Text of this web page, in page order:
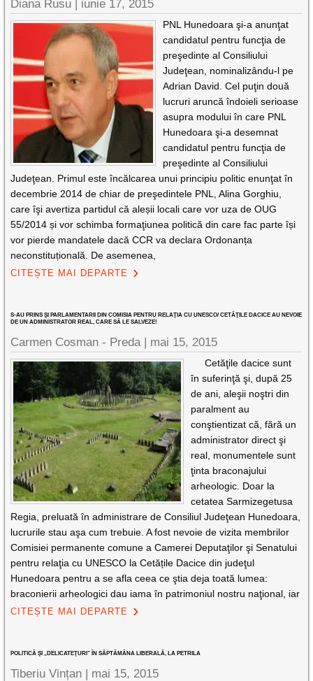
Diana Rusu iunie 17, 2015
PNL Hunedoara şi-a anunţat
candidatul pentru funcţia de
preşedinte al Consiliului
Judeţean, nominalizându-l pe
Adrian David. Cel puţin două
lucruri aruncă îndoieli serioase
asupra modului în care PNL
Hunedoara şi-a desemnat
candidatul pentru funcţia de
preşedinte al Consiliului
Judeţean. Primul este încălcarea unui principiu politic enunţat în
decembrie 2014 de chiar de preşedintele PNL, Alina Gorghiu,
care îşi avertiza partidul că aleșii locali care vor uza de OUG
55/2014 și vor schimba formaţiunea politică din care fac parte își
vor pierde mandatele dacă CCR va declara Ordonanța
neconstituțională. De asemenea,
CITEȘTE MAI DEPARTE
S-AU PRINS ŞI PARLAMENTARII DIN COMISIA PENTRU RELAŢIA CU UNESCO/ CETĂŢILE DACICE AU NEVOIE
DE UN ADMINISTRATOR REAL, CARE SĂ LE SALVEZE!
Carmen Cosman - Preda | mai 15, 2015
Cetăţile dacice sunt
în suferinţă şi, după 25
de ani, aleşii noştri din
paralment au
conştientizat că, fără un
administrator direct şi
real, monumentele sunt
ţinta braconajului
arheologic. Doar la
cetatea Sarmizegetusa
Regia, preluată în administrare de Consiliul Judeţean Hunedoara,
lucrurile stau aşa cum trebuie. A fost nevoie de vizita membrilor
Comisiei permanente comune a Camerei Deputaţilor şi Senatului
pentru relaţia cu UNESCO la Cetățile Dacice din judeţul
Hunedoara pentru a se afla ceea ce ştia deja toată lumea:
braconierii arheologici dau iama în patrimoniul nostru naţional, iar
CITEȘTE MAI DEPARTE
POLITICĂ ŞI „DELICATEŢURI” ÎN SĂPTĂMÂNA LIBERALĂ, LA PETRILA
Tiberiu Vințan | mai 15, 2015